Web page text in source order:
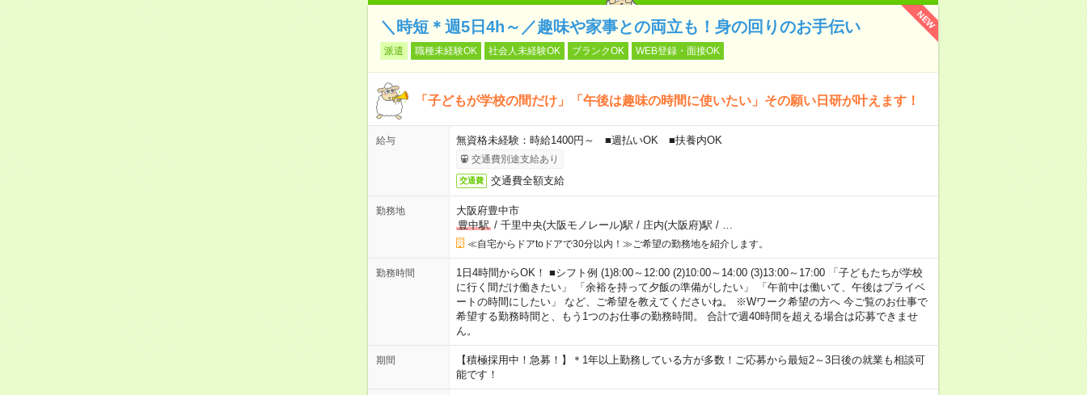
NEW
＼時短＊週5日4h～／趣味や家事との両立も！身の回りのお手伝い
派遣 職種未経験OK 社会人未経験OK ブランクOK WEB登録・面接OK
「子どもが学校の間だけ」「午後は趣味の時間に使いたい」その願い日研が叶えます！
給与 無資格未経験：時給1400円～ ■週払いOK ■扶養内OK
交通費別途支給あり
交通費 交通費全額支給
勤務地
大阪府豊中市
豊中駅/ 千里中央(大阪モノレール)駅 / 庄内(大阪府)駅 /
≪自宅からドアtoドアで30分以内！≫ご希望の勤務地を紹介します。
勤務時間
1日4時間からOK！ ■シフト例 (1)8:00～12:00 (2)10:00～14:00 (3)13:00～17:00 「子どもたちが学校
に行く間だけ働きたい」 「余裕を持って夕飯の準備がしたい」 「午前中は働いて、午後はプライベ
ートの時間にしたい」 など、ご希望を教えてくださいね。 ※Wワーク希望の方へ 今ご覧のお仕事で
希望する勤務時間と、もう1つのお仕事の勤務時間。 合計で週40時間を超える場合は応募できませ
ん。
期間
【積極採用中！急募！】＊1年以上勤務している方が多数！ご応募から最短2～3日後の就業も相談可
能です！